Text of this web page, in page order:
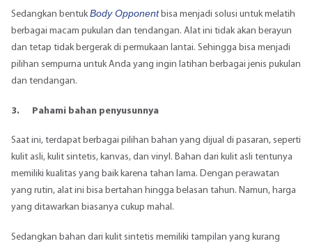
Sedangkan bentukBody Opponentbisa menjadi solusi untuk melatih
berbagai macam pukulan dan tendangan. Alat ini tidak akan berayun
dan tetap tidak bergerak di permukaan lantai. Sehingga bisa menjadi
pilihan sempurna untuk Anda yang ingin latihan berbagai jenis pukulan
dan tendangan.
3. Pahami bahan penyusunnya
Saat ini, terdapat berbagai pilihan bahan yang dijual di pasaran, seperti
kulit asli, kulit sintetis, kanvas, dan vinyl. Bahan dari kulit asli tentunya
memiliki kualitas yang baik karena tahan lama. Dengan perawatan
yang rutin, alat ini bisa bertahan hingga belasan tahun. Namun, harga
yang ditawarkan biasanya cukup mahal.
Sedangkan bahan dari kulit sintetis memiliki tampilan yang kurang